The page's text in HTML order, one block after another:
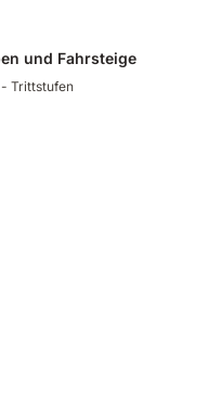
und Fahrsteige
- Trittstufen